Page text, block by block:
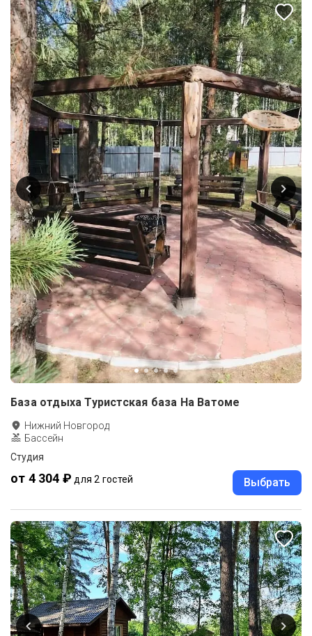
База отдыха Туристская база На Ватоме
Нижний Новгород
Бассейн
Студия
от 4 304 ₽ для 2 гостей Выбрать